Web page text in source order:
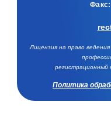
Факс:
Лицензия на право
регистрационный
Политика